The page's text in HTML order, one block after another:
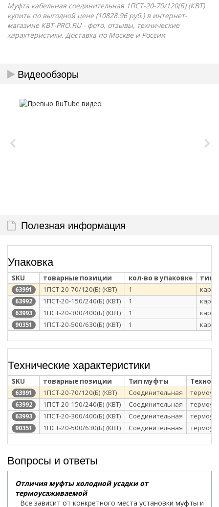
Муфта кабельная соединительная 1ПСТ-20-70/120(Б) (КВТ)
купить по выгодной цене (10828.96 руб.) в интернет-
магазине КВТ-PRO.RU - фото, отзывы, технические
характеристики. Доставка по Москве и России
Видеообзоры
Полезная информация
Упаковка
SKU товарные позиции кол-во в упаковке тип
63991 1ПСТ-20-70/120(Б) (КВТ) 1
63992 1ПСТ-20-150/240(Б) (КВТ) 1
63993 1ПСТ-20-300/400(Б) (КВТ) 1
90351 1ПСТ-20-500/630(Б) (КВТ) 1
Технические характеристики
SKU товарные позиции Тип муфты
63991 1ПСТ-20-70/120(Б) (КВТ) Соединительная
63992 1ПСТ-20-150/240(Б) (КВТ) Соединительная
63993 1ПСТ-20-300/400(Б) (КВТ) Соединительная
90351 1ПСТ-20-500/630(Б) (КВТ) Соединительная
Вопросы и ответы
Отличия муфты холодной усадки от
термоусаживаемой
Все зависит от конкретного места установки муфты и